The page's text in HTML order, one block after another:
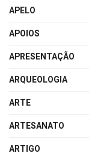
APELO
APOIOS
APRESENTAÇÃO
ARQUEOLOGIA
ARTE
ARTESANATO
ARTIGO